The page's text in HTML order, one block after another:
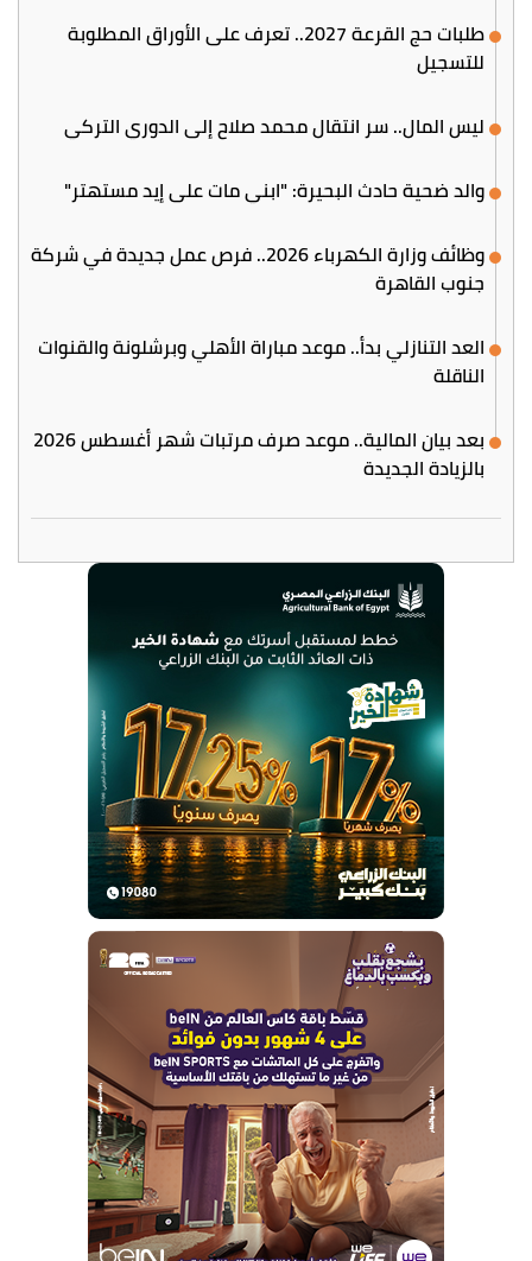
طلبات حج القرعة 2027.. تعرف على الأوراق المطلوبة
للتسجيل
ليس المال.. سر انتقال محمد صلاح إلى الدوري التركي
والد ضحية حادث البحيرة: "ابني مات على إيد مستهتر"
وظائف وزارة الكهرباء 2026.. فرص عمل جديدة في شركة
جنوب القاهرة
العد التنازلي بدأ.. موعد مباراة الأهلي وبرشلونة والقنوات
الناقلة
بعد بيان المالية.. موعد صرف مرتبات شهر أغسطس 2026
بالزيادة الجديدة